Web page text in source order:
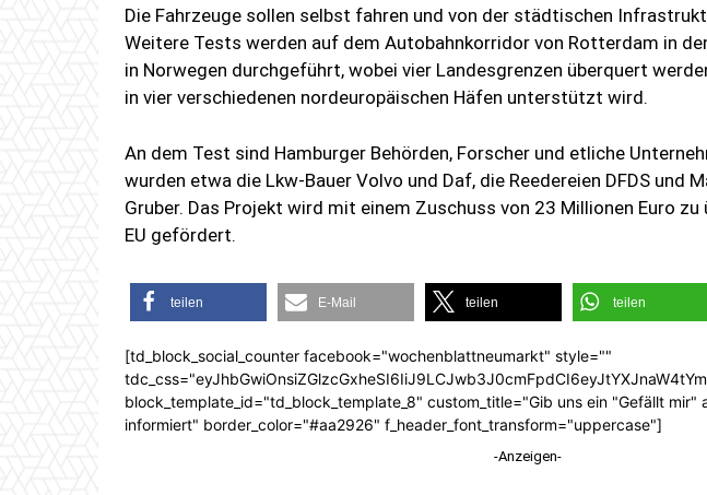
Die Fahrzeuge sollen selbst fahren und von der städtischen
Weitere Tests werden auf dem Autobahnkorridor von Rotterdam in
in Norwegen durchgeführt, wobei vier Landesgrenzen überquert
in vier verschiedenen nordeuropäischen Häfen unterstützt wird.
An dem Test sind Hamburger Behörden, Forscher und etliche
wurden etwa die Lkw-Bauer Volvo und Daf, die Reedereien DFDS und
Gruber. Das Projekt wird mit einem Zuschuss von 23 Millionen Euro
EU gefördert.
teilen E-Mail teilen teilen
[td_block_social_counter facebook="wochenblattneumarkt" style=""
block_template_id="td_block_template_8" custom_title="Gib uns ein "Gefällt mir"
informiert" border_color="#aa2926" f_header_font_transform="uppercase"]
-Anzeigen-